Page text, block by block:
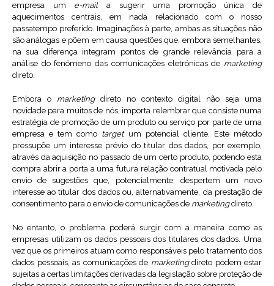
empresa um e-mail a sugerir uma promoção única de
aquecimentos centrais, em nada relacionado com o nosso
passatempo preferido. Imaginações à parte, ambas as situações não
são análogas e põem em causa questões que, embora semelhantes,
na sua diferença integram pontos de grande relevância para a
análise do fenómeno das comunicações eletrónicas de marketing
direto.
Embora o marketingdireto no contexto digital não seja uma
novidade para muitos de nós, importa relembrar que consiste numa
estratégia de promoção de um produto ou serviço por parte de uma
empresa e tem como targetum potencial cliente. Este método
pressupõe um interesse prévio do titular dos dados, por exemplo,
através da aquisição no passado de um certo produto, podendo esta
compra abrir a porta a uma futura relação contratual motivada pelo
envio de sugestões que, potencialmente, despertem um novo
interesse ao titular dos dados ou, alternativamente, da prestação de
consentimento para o envio de comunicações de marketingdireto.
No entanto, o problema poderá surgir com a maneira como as
empresas utilizam os dados pessoais dos titulares dos dados. Uma
vez que os primeiros atuam como responsáveis pelo tratamento dos
dados pessoais, as comunicações de marketingdireto podem estar
sujeitas a certas limitações derivadas da legislação sobre proteção de